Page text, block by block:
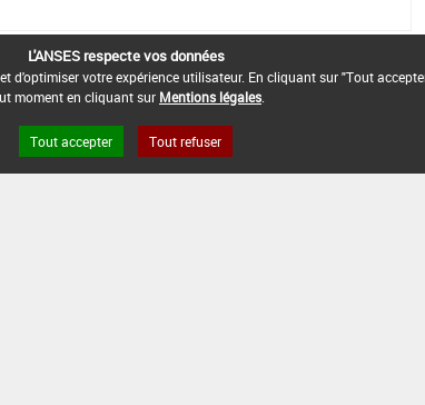
L'ANSES respecte vos données
votre expérience utilisateur. En cliquant sur "Tout
moment en cliquant sur Mentions légales
Tout accepter Tout refuser